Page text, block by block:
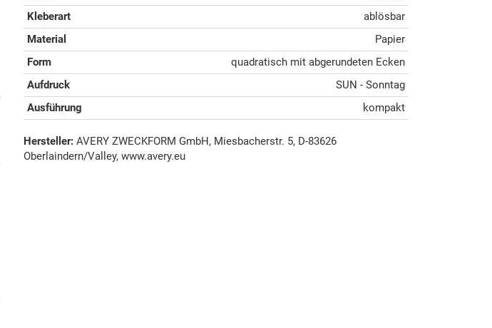
Kleberart
ablösbar
Material
Papier
Form
quadratisch mit abgerundeten Ecken
Aufdruck
SUN - Sonntag
Ausführung
kompakt
Hersteller: AVERY ZWECKFORM GmbH, Miesbacherstr. 5, D-83626
Oberlaindern/Valley, www.avery.eu